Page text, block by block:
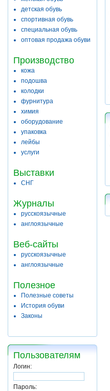
детская обувь
спортивная обувь
специальная обувь
оптовая продажа обуви
Производство
кожа
подошва
колодки
фурнитура
химия
оборудование
упаковка
лейбы
услуги
Выставки
СНГ
Журналы
русскоязычные
англоязычные
Веб-сайты
русскоязычные
англоязычные
Полезное
Полезные советы
История обуви
Законы
Пользователям
Логин:
Пароль: